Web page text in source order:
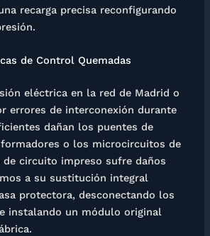
recarga precisa reconfigurando
de Control Quemadas
eléctrica en la red de Madrid o
errores de interconexión durante
dañan los puentes de
o los microcircuitos de
de circuito impreso sufre daños
a su sustitución integral
protectora, desconectando los
instalando un módulo original